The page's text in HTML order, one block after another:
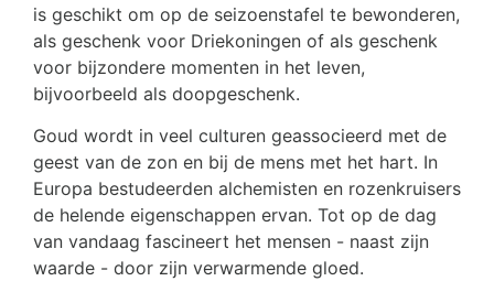
is geschikt om op de seizoenstafel te bewonderen,
als geschenk voor Driekoningen of als geschenk
voor bijzondere momenten in het leven,
bijvoorbeeld als doopgeschenk.
Goud wordt in veel culturen geassocieerd met de
geest van de zon en bij de mens met het hart. In
Europa bestudeerden alchemisten en rozenkruisers
de helende eigenschappen ervan. Tot op de dag
van vandaag fascineert het mensen - naast zijn
waarde - door zijn verwarmende gloed.